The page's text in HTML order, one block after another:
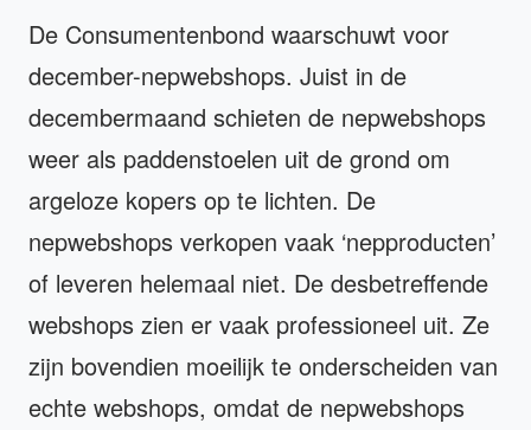
De Consumentenbond waarschuwt voor
december-nepwebshops. Juist in de
decembermaand schieten de nepwebshops
weer als paddenstoelen uit de grond om
argeloze kopers op te lichten. De
nepwebshops verkopen vaak ‘nepproducten’
of leveren helemaal niet. De desbetreffende
webshops zien er vaak professioneel uit. Ze
zijn bovendien moeilijk te onderscheiden van
echte webshops, omdat de nepwebshops